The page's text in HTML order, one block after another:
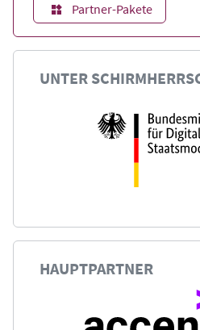
Partner-Pakete
UNTER
HAUPTPARTNER